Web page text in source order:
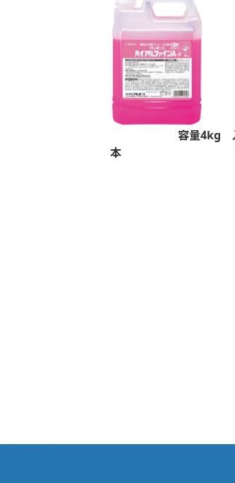
容量4kg
本